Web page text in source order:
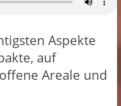
Aspekte
auf
Areale und